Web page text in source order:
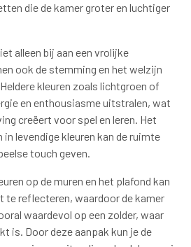
die de kamer groter en luchtiger
alleen bij aan een vrolijke
ook de stemming en het welzijn
kleuren zoals lichtgroen of
en enthousiasme uitstralen, wat
creëert voor spel en leren. Het
levendige kleuren kan de ruimte
touch geven.
op de muren en het plafond kan
te reflecteren, waardoor de kamer
waardevol op een zolder, waar
is. Door deze aanpak kun je de